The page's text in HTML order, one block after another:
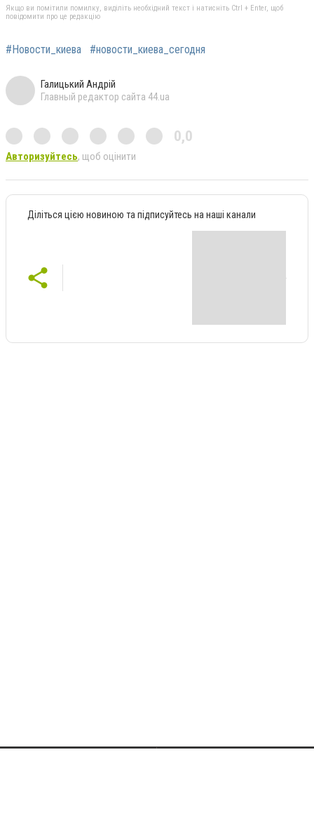
Якщо ви помітили помилку, виділіть необхідний текст і натисніть Ctrl + Enter, щоб
повідомити про це редакцію
#Новости_киева #новости_киева_сегодня
Галицький Андрій
Главный редактор сайта 44.ua
0,0
Авторизуйтесь, щоб оцінити
Діліться цією новиною та підписуйтесь на наші канали